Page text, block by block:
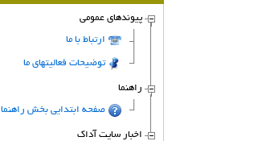
پیوندهای عمومی
ارتباط با ما
توضیحات فعالیتهای ما
راهنما
صفحه ابتدایی بخش راهنما
اخبار سایت آداك